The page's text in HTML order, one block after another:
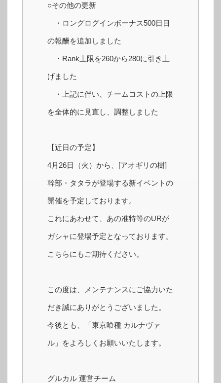
○その他の更新
・ロングログインボーナス500日目
の報酬を追加しました
・Rank上限を260から280に引き上
げました
・上記に伴い、チームコストの上限
を全体的に見直し、調整しました
【近日の予定】
4月26日（火）から、[アオギリの樹]
幹部・タタラが登場する新イベントの
開催を予定しております。
これにあわせて、あの准特等のURが
ガシャに登場予定となっております。
こちらにもご期待ください。
この度は、メンテナンスにご協力いた
だき誠にありがとうございました。
今後とも、「東京喰種 カルナヴァ
ル」をよろしくお願いいたします。
グルカル 運営チーム